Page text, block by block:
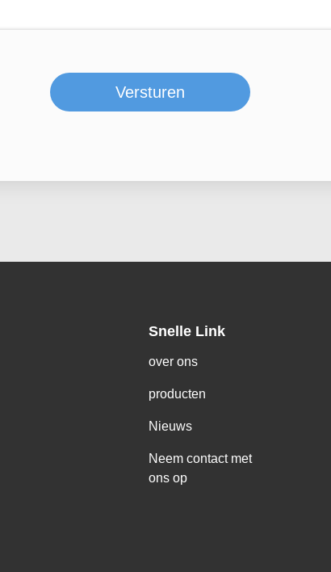
Versturen
Snelle Link
over ons
producten
Nieuws
Neem contact met
ons op